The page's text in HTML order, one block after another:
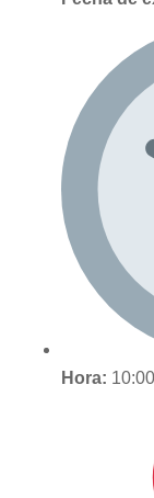
Hora: